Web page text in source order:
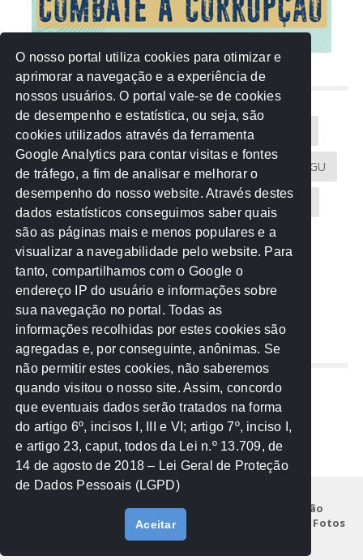
NUVEM DE TAGS
Acontece na Rede AGU AMM
Atricon Audicom CAU-MT CGU
CREA-MT Eventos MPC-MT MPE-MT
MPF Notícias PF PGE-MT PGR
Receita Federal Sem categoria
TCE-MT TCU TRE
REDE NOS ESTADOS
Mato Grosso do Sul
Paraná
Nacional
Institucional
Legislação
Notícias
Galeria de Fotos
Fale Conosco
O nosso portal utiliza cookies para otimizar e
aprimorar a navegação e a experiência de
nossos usuários. O portal vale-se de cookies
de desempenho e estatística, ou seja, são
cookies utilizados através da ferramenta
Google Analytics para contar visitas e fontes
de tráfego, a fim de analisar e melhorar o
desempenho do nosso website. Através destes
dados estatísticos conseguimos saber quais
são as páginas mais e menos populares e a
visualizar a navegabilidade pelo website. Para
tanto, compartilhamos com o Google o
endereço IP do usuário e informações sobre
sua navegação no portal. Todas as
informações recolhidas por estes cookies são
agregadas e, por conseguinte, anônimas. Se
não permitir estes cookies, não saberemos
quando visitou o nosso site. Assim, concordo
que eventuais dados serão tratados na forma
do artigo 6º, incisos I, III e VI; artigo 7º, inciso I,
e artigo 23, caput, todos da Lei n.º 13.709, de
14 de agosto de 2018 – Lei Geral de Proteção
de Dados Pessoais (LGPD)
Aceitar